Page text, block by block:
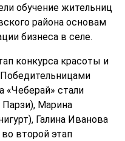
обучение жительниц
района основам
бизнеса в селе.
конкурса красоты и
«Чеберай» стали
Парзи), Марина
Галина Иванова
второй этап